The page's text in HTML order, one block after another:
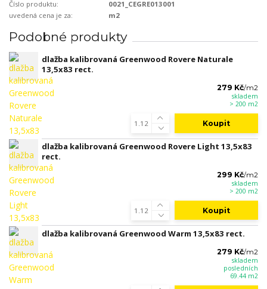
Číslo produktu:
0021_CEGRE013001
uvedená cena je za:
m2
Podobné produkty
dlažba kalibrovaná Greenwood Rovere Naturale
13,5x83 rect.
279 Kč/m2
skladem
> 200 m2
Koupit
dlažba kalibrovaná Greenwood Rovere Light 13,5x83
rect.
299 Kč/m2
skladem
> 200 m2
Koupit
dlažba kalibrovaná Greenwood Warm 13,5x83 rect.
279 Kč/m2
skladem
posledních
69.44 m2